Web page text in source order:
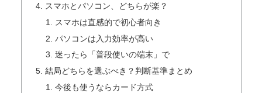
スマホとパソコン、どちらが楽？
スマホは直感的で初心者向き
パソコンは入力効率が高い
迷ったら「普段使いの端末」で
結局どちらを選ぶべき？判断基準まとめ
今後も使うならカード方式